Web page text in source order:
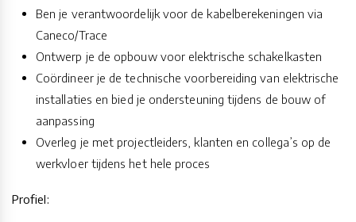
Ben je verantwoordelijk voor de kabelberekeningen via
Caneco/Trace
Ontwerp je de opbouw voor elektrische schakelkasten
Coördineer je de technische voorbereiding van elektrische
installaties en bied je ondersteuning tijdens de bouw of
aanpassing
Overleg je met projectleiders, klanten en collega’s op de
werkvloer tijdens het hele proces
Profiel: